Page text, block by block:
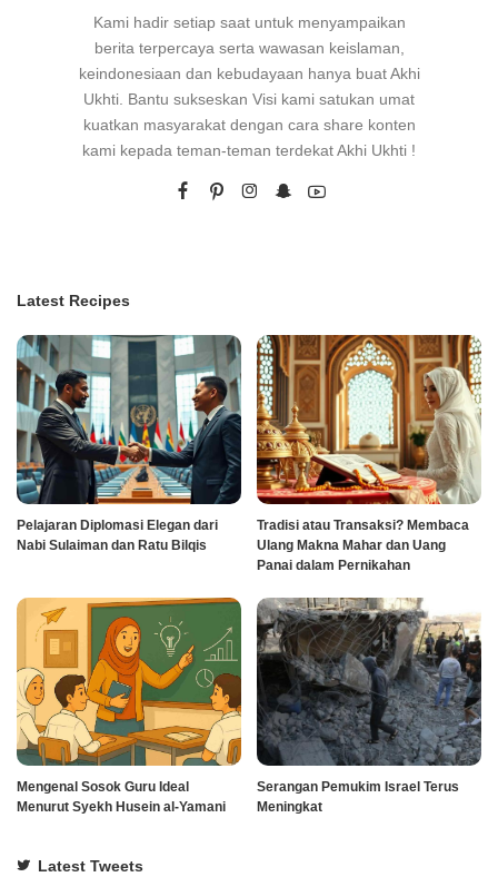
Kami hadir setiap saat untuk menyampaikan
berita terpercaya serta wawasan keislaman,
keindonesiaan dan kebudayaan hanya buat Akhi
Ukhti. Bantu sukseskan Visi kami satukan umat
kuatkan masyarakat dengan cara share konten
kami kepada teman-teman terdekat Akhi Ukhti !
Latest Recipes
Pelajaran Diplomasi Elegan dari
Nabi Sulaiman dan Ratu Bilqis
Tradisi atau Transaksi? Membaca
Ulang Makna Mahar dan Uang
Panai dalam Pernikahan
Mengenal Sosok Guru Ideal
Menurut Syekh Husein al-Yamani
Serangan Pemukim Israel Terus
Meningkat
Latest Tweets